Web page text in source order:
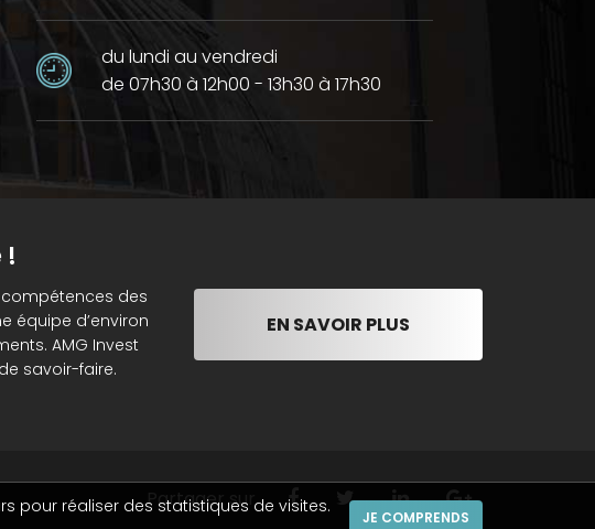
du lundi au vendredi
de 07h30 à 12h00 - 13h30 à 17h30
!
compétences des
équipe d’environ
AMG Invest
savoir-faire.
EN SAVOIR PLUS
Partager sur
pour réaliser des statistiques de visites.
JE COMPRENDS